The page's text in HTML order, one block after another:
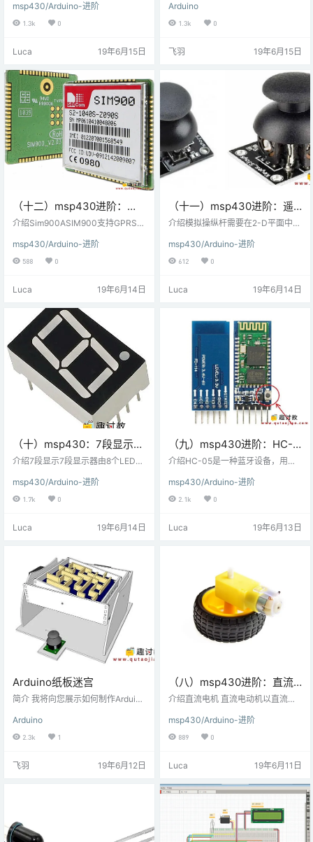
连接
了通过在地球上的空间和地面站卫
星发送来准确地确定其在地球上的
PC终端通信。它以NMEA字符串的
度，UTC时间等信息。需要解析此
字符串以提取我们要使用的信息。…
msp430/Arduino-进阶
1.3k 0
Luca 19年6月15日
据你所处的情况或你的情感所做出
的不同反应，看看你的朋友什么时
可牢尼龙搭扣，2K电阻器 基本工
工艺刀。 软件准备： arduino IDE
步骤二 原理说明 我们的皮肤为我们
提供了一种体验触觉的媒介，它可
以防止感染并保持…
Arduino
1.3k 0
飞羽 19年6月15日
（十二）msp430进阶：
Sim900A GPRS模块与
Launchpad连接
介绍Sim900ASIM900支持GPRS连
（物联网）嵌入式应用程序，其中
每个传感器都连接到服务器，我们
器或PC终端通信。AT命令用于以不
能，如呼叫，向站点发布数据
等。 连接图sim900A GPRS模块与
MSP-EXP430G2 TI Launchpa…
msp430/Arduino-进阶
588 0
Luca 19年6月14日
（十一）msp430进阶：遥
感模块与MSP-EXP430G2
介绍模拟操纵杆需要在2-D平面中改
使用模拟操纵杆作为输入设备。模
拟操纵杆产生两个电压; 一个对应于
操纵杆的位置。要将模拟操纵杆与M
I Launchpad板的微控制器上使用A
DC。 连接图模拟操纵…
msp430/Arduino-进阶
612 0
Luca 19年6月14日
（十）msp430：7段显示器
与MSP-EXP430G2 TI
介绍7段显示7段显示器由8个LED段
某些字母（如c，A，H，P等）。这
些LED段中的7个呈线形，而1个段
高电平或低电平。要显示数字或字
430G2 TI启动板连接7段显示器与
MSP-EXP430G2 TI启动板连接 …
msp430/Arduino-进阶
1.7k 0
Luca 19年6月14日
（九）msp430进阶：HC-
05蓝牙模块与MSP-
连接
介绍HC-05是一种蓝牙设备，用于
线通信。它使用串行通信（USAR
T）与微控制器通信。可以使用某些
V电平用于RX / TX，并且微控制器
转移到HC-05模块的RX。连接图将
HC-05蓝牙模块与…
msp430/Arduino-进阶
2.1k 0
Luca 19年6月13日
Arduino纸板迷宫
简介 我将向您展示如何制作Arduino
有趣。最棒的是它是由纸板制成
的。游戏规则就是通过控制倾斜方
戏，例如在最后布置一些传感器，
包板 x1 操纵杆 x1 跳线 …
Arduino
2.3k 1
飞羽 19年6月12日
（八）msp430进阶：直流
电机与MSP-EXP430G2 TI
介绍直流电机 直流电动机以直流电
转运动形式的机械能。可以通过施
加变化的DC电压来控制DC电动机
了施加变化的电压，我们可以使用P
使用采用H桥技术的H桥电路或电机
驱动器IC。 电路连接图连接直流电
机和MSP-EXP430G2 TI启动板 …
msp430/Arduino-进阶
889 0
Luca 19年6月11日